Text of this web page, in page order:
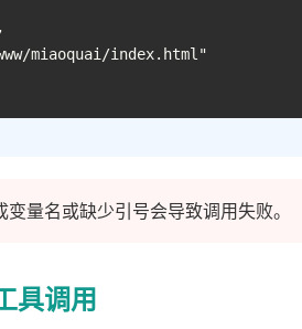
miaoquai/index.html"
变量名或缺少引号会导致调用失败。
具调用